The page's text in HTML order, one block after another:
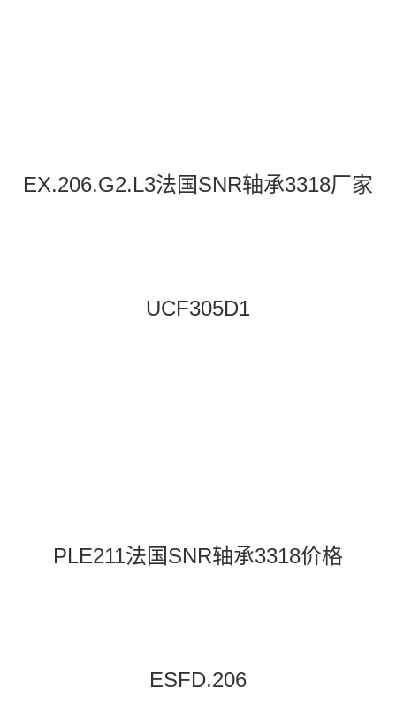
EX.206.G2.L3法国SNR轴承3318厂家
UCF305D1
PLE211法国SNR轴承3318价格
ESFD.206